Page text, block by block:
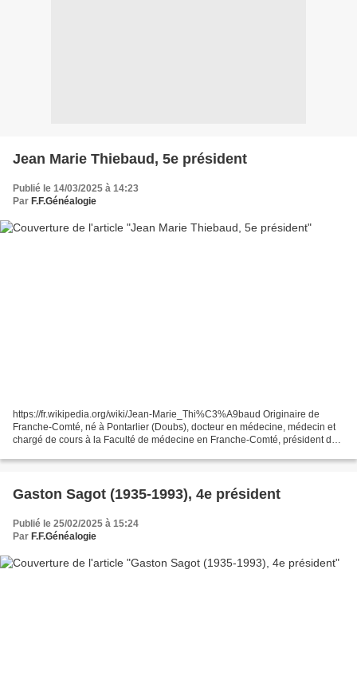
Jean Marie Thiebaud, 5e président
Publié le 14/03/2025 à 14:23
Par F.F.Généalogie
https://fr.wikipedia.org/wiki/Jean-Marie_Thi%C3%A9baud Originaire de
Franche-Comté, né à Pontarlier (Doubs), docteur en médecine, médecin et
chargé de cours à la Faculté de médecine en Franche-Comté, président de
Gaston Sagot (1935-1993), 4e président
Publié le 25/02/2025 à 15:24
Par F.F.Généalogie